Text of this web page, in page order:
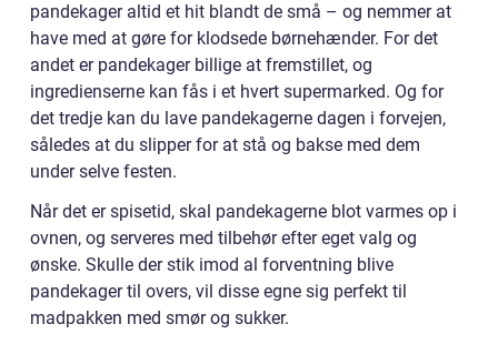
pandekager altid et hit blandt de små – og nemmer at
have med at gøre for klodsede børnehænder. For det
andet er pandekager billige at fremstillet, og
ingredienserne kan fås i et hvert supermarked. Og for
det tredje kan du lave pandekagerne dagen i forvejen,
således at du slipper for at stå og bakse med dem
under selve festen.
Når det er spisetid, skal pandekagerne blot varmes op i
ovnen, og serveres med tilbehør efter eget valg og
ønske. Skulle der stik imod al forventning blive
pandekager til overs, vil disse egne sig perfekt til
madpakken med smør og sukker.